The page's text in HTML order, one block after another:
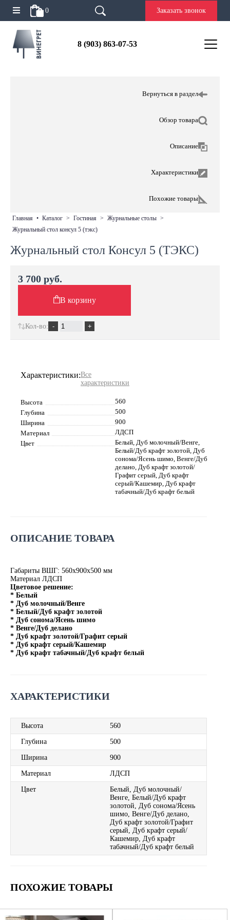
0 Заказать звонок
8 (903) 863-07-53
Вернуться в раздел
Обзор товара
Описание
Характеристики
Похожие товары
главная • каталог > гостиная > журнальные столы >
журнальный стол консул 5 (тэкс)
Журнальный стол Консул 5 (ТЭКС)
Характеристики:Все
характеристики
Высота
560
Глубина
500
Ширина
900
Материал
ЛДСП
Цвет
Белый, Дуб молочный/Венге,
Белый/Дуб крафт золотой, Дуб
сонома/Ясень шимо, Венге/Дуб
делано, Дуб крафт золотой/
Графит серый, Дуб крафт
серый/Кашемир, Дуб крафт
табачный/Дуб крафт белый
ОПИСАНИЕ ТОВАРА
Габариты ВШГ: 560х900х500 мм
Материал ЛДСП
Цветовое решение:
* Белый
* Дуб молочный/Венге
* Белый/Дуб крафт золотой
* Дуб сонома/Ясень шимо
* Венге/Дуб делано
* Дуб крафт золотой/Графит серый
* Дуб крафт серый/Кашемир
* Дуб крафт табачный/Дуб крафт белый
ХАРАКТЕРИСТИКИ
Высота 560
Глубина 500
Ширина 900
Материал ЛДСП
Цвет
Белый, Дуб молочный/
Венге, Белый/Дуб крафт
золотой, Дуб сонома/Ясень
шимо, Венге/Дуб делано,
Дуб крафт золотой/Графит
серый, Дуб крафт серый/
Кашемир, Дуб крафт
табачный/Дуб крафт белый
ПОХОЖИЕ ТОВАРЫ
3 700 руб.
В корзину
Кол-во: